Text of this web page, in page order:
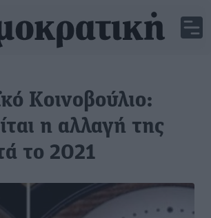
Κοινοβούλιο:
η αλλαγή της
το 2021